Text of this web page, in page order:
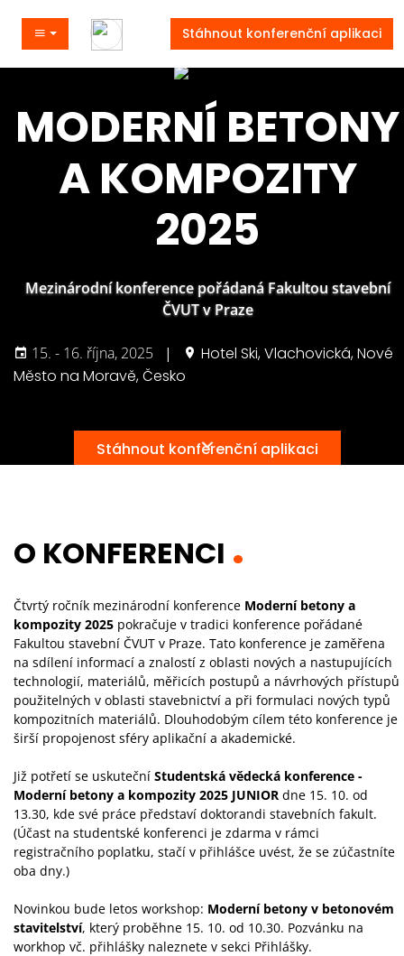
Stáhnout konferenční aplikaci
MODERNÍ BETONY
A KOMPOZITY
2025
Mezinárodní konference pořádaná Fakultou stavební
ČVUT v Praze
15. - 16. října, 2025 |
Hotel Ski, Vlachovická, Nové
Město na Moravě, Česko
Stáhnout konferenční aplikaci
O KONFERENCI
Čtvrtý ročník mezinárodní konference Moderní betony a
kompozity 2025 pokračuje v tradici konference pořádané
Fakultou stavební ČVUT v Praze. Tato konference je zaměřena
na sdílení informací a znalostí z oblasti nových a nastupujících
technologií, materiálů, měřicích postupů a návrhových přístupů
použitelných v oblasti stavebnictví a při formulaci nových typů
kompozitních materiálů. Dlouhodobým cílem této konference je
širší propojenost sféry aplikační a akademické.
Již potřetí se uskuteční Studentská vědecká konference -
Moderní betony a kompozity 2025 JUNIOR dne 15. 10. od
13.30, kde své práce představí doktorandi stavebních fakult.
(Účast na studentské konferenci je zdarma v rámci
registračního poplatku, stačí v přihlášce uvést, že se zúčastníte
oba dny.)
Novinkou bude letos workshop: Moderní betony v betonovém
stavitelství, který proběhne 15. 10. od 10.30. Pozvánku na
workhop vč. přihlášky naleznete v sekci Přihlášky.